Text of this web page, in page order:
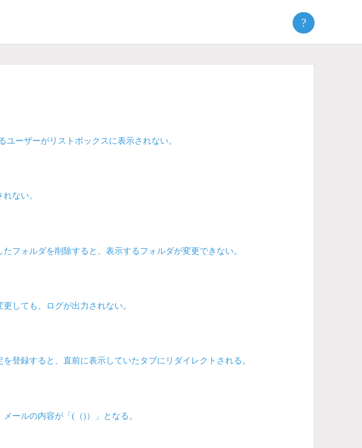
?
ーザーがリストボックスに表示されない。
ない。
フォルダを削除すると、表示するフォルダが変更できない。
しても、ログが出力されない。
登録すると、直前に表示していたタブにリダイレクトされる。
ールの内容が「(（)）」となる。